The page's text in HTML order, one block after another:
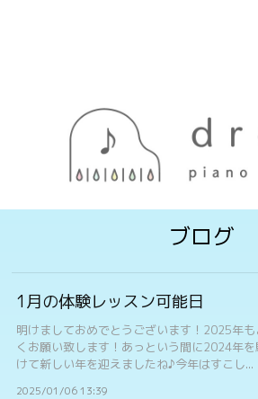
ブログ
1月の体験レッスン可能日
明けましておめでとうございます！2025年も
くお願い致します！あっという間に2024年
けて新しい年を迎えましたね♪今年はすこし...
2025/01/06 13:39